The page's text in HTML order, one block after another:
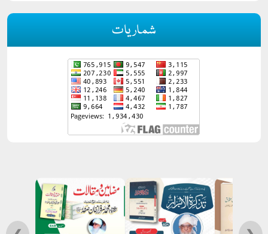
شماریات